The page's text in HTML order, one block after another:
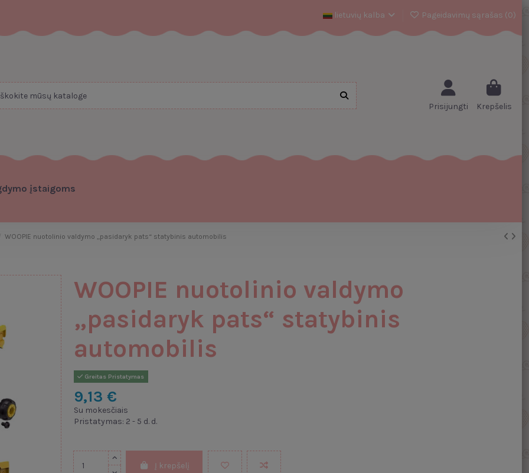
lietuvių kalba Pageidavimų sąrašas (0)
Prisijungti Krepšelis
įstaigoms
WOOPIE nuotolinio valdymo „pasidaryk pats“ statybinis automobilis
WOOPIE nuotolinio valdymo
„pasidaryk pats“ statybinis
automobilis
Greitas Pristatymas
9,13 €
Su mokesčiais
Pristatymas: 2 - 5 d. d.
Į krepšelį